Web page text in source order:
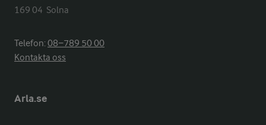
169 04  Solna
Telefon:08−789 50 00
Kontakta oss
Arla.se